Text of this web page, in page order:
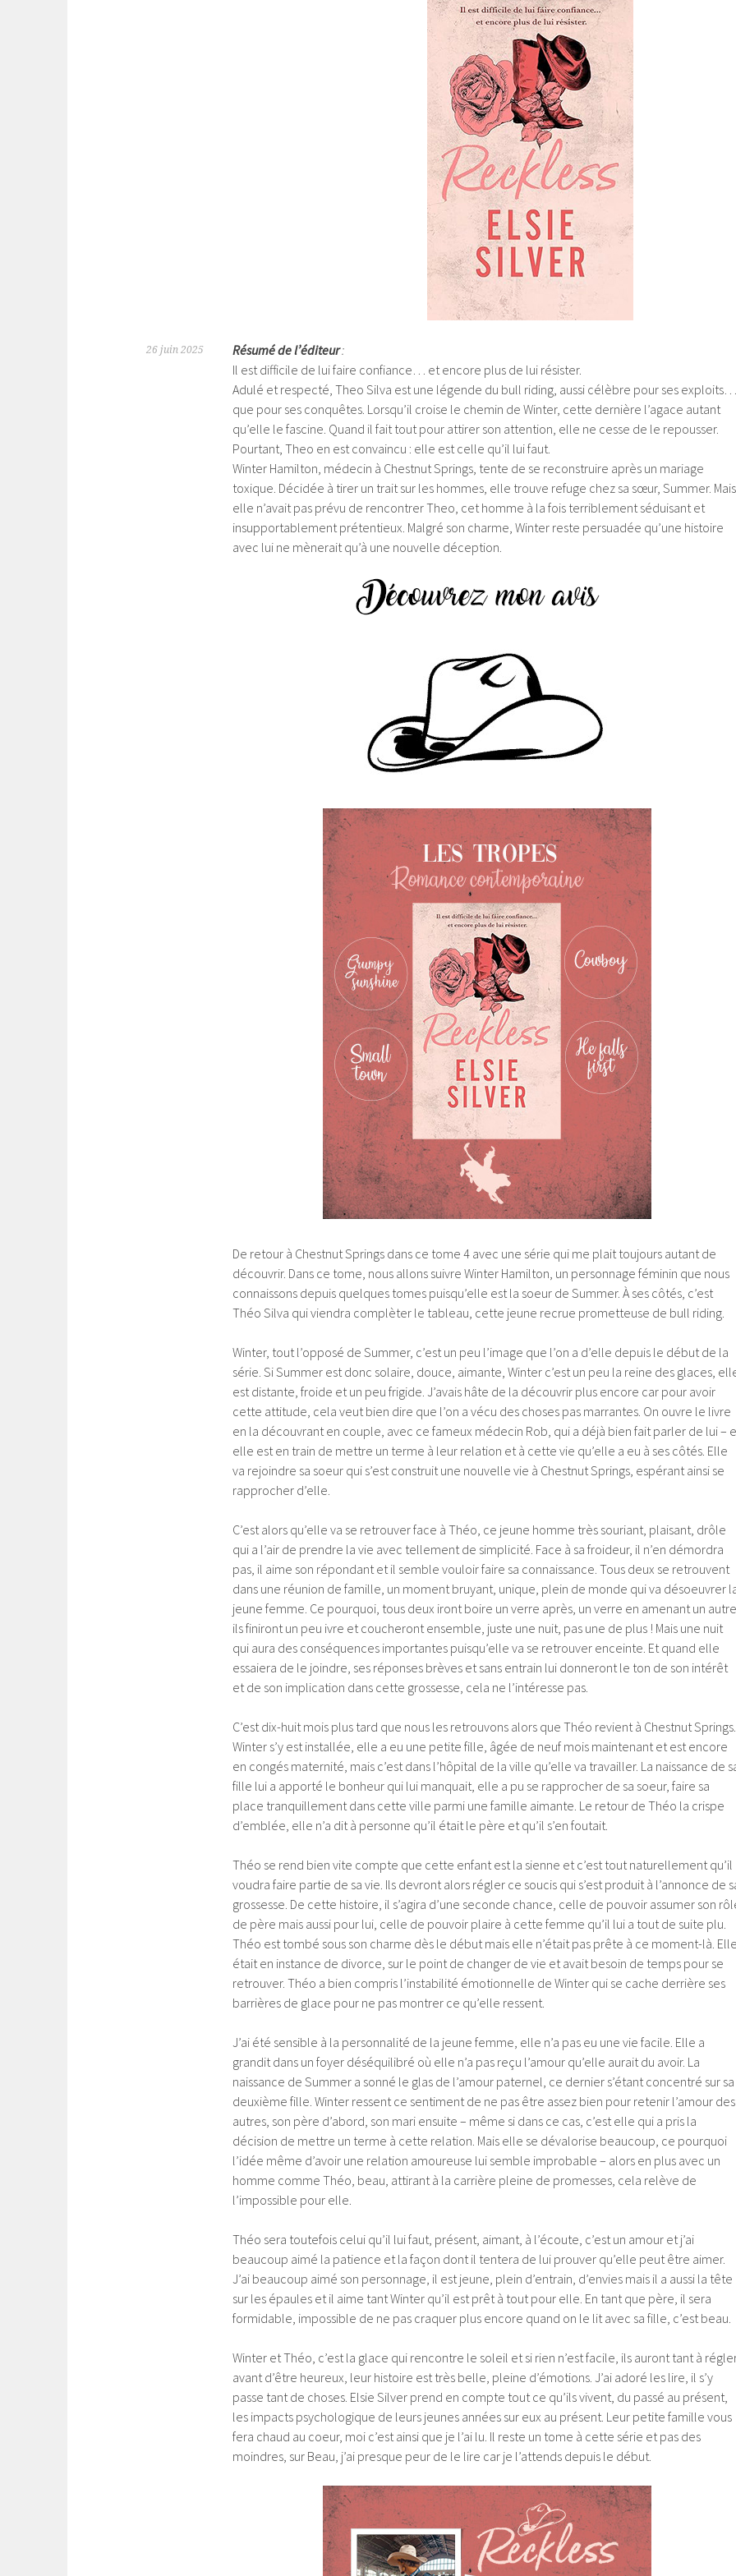
26 juin 2025 Résumé de l’éditeur:
Il est difficile de lui faire confiance… et encore plus de lui résister.
Adulé et respecté, Theo Silva est une légende du bull riding, aussi célèbre pour ses exploits…
que pour ses conquêtes. Lorsqu’il croise le chemin de Winter, cette dernière l’agace autant
qu’elle le fascine. Quand il fait tout pour attirer son attention, elle ne cesse de le repousser.
Pourtant, Theo en est convaincu : elle est celle qu’il lui faut.
Winter Hamilton, médecin à Chestnut Springs, tente de se reconstruire après un mariage
toxique. Décidée à tirer un trait sur les hommes, elle trouve refuge chez sa sœur, Summer. Mais
elle n’avait pas prévu de rencontrer Theo, cet homme à la fois terriblement séduisant et
insupportablement prétentieux. Malgré son charme, Winter reste persuadée qu’une histoire
avec lui ne mènerait qu’à une nouvelle déception.
De retour à Chestnut Springs dans ce tome 4 avec une série qui me plait toujours autant de
découvrir. Dans ce tome, nous allons suivre Winter Hamilton, un personnage féminin que nous
connaissons depuis quelques tomes puisqu’elle est la soeur de Summer. À ses côtés, c’est
Théo Silva qui viendra complèter le tableau, cette jeune recrue prometteuse de bull riding.
Winter, tout l’opposé de Summer, c’est un peu l’image que l’on a d’elle depuis le début de la
série. Si Summer est donc solaire, douce, aimante, Winter c’est un peu la reine des glaces,
est distante, froide et un peu frigide. J’avais hâte de la découvrir plus encore car pour avoir
cette attitude, cela veut bien dire que l’on a vécu des choses pas marrantes. On ouvre le livre
en la découvrant en couple, avec ce fameux médecin Rob, qui a déjà bien fait parler de lui –
elle est en train de mettre un terme à leur relation et à cette vie qu’elle a eu à ses côtés. Elle
va rejoindre sa soeur qui s’est construit une nouvelle vie à Chestnut Springs, espérant ainsi se
rapprocher d’elle.
C’est alors qu’elle va se retrouver face à Théo, ce jeune homme très souriant, plaisant, drôle
qui a l’air de prendre la vie avec tellement de simplicité. Face à sa froideur, il n’en démordra
pas, il aime son répondant et il semble vouloir faire sa connaissance. Tous deux se retrouvent
dans une réunion de famille, un moment bruyant, unique, plein de monde qui va désoeuvrer
jeune femme. Ce pourquoi, tous deux iront boire un verre après, un verre en amenant un
ils finiront un peu ivre et coucheront ensemble, juste une nuit, pas une de plus ! Mais une nuit
qui aura des conséquences importantes puisqu’elle va se retrouver enceinte. Et quand elle
essaiera de le joindre, ses réponses brèves et sans entrain lui donneront le ton de son intérêt
et de son implication dans cette grossesse, cela ne l’intéresse pas.
C’est dix-huit mois plus tard que nous les retrouvons alors que Théo revient à Chestnut Springs.
Winter s’y est installée, elle a eu une petite fille, âgée de neuf mois maintenant et est encore
en congés maternité, mais c’est dans l’hôpital de la ville qu’elle va travailler. La naissance de
fille lui a apporté le bonheur qui lui manquait, elle a pu se rapprocher de sa soeur, faire sa
place tranquillement dans cette ville parmi une famille aimante. Le retour de Théo la crispe
d’emblée, elle n’a dit à personne qu’il était le père et qu’il s’en foutait.
Théo se rend bien vite compte que cette enfant est la sienne et c’est tout naturellement qu’il
voudra faire partie de sa vie. Ils devront alors régler ce soucis qui s’est produit à l’annonce de
grossesse. De cette histoire, il s’agira d’une seconde chance, celle de pouvoir assumer son
de père mais aussi pour lui, celle de pouvoir plaire à cette femme qu’il lui a tout de suite plu.
Théo est tombé sous son charme dès le début mais elle n’était pas prête à ce moment-là.
était en instance de divorce, sur le point de changer de vie et avait besoin de temps pour se
retrouver. Théo a bien compris l’instabilité émotionnelle de Winter qui se cache derrière ses
barrières de glace pour ne pas montrer ce qu’elle ressent.
J’ai été sensible à la personnalité de la jeune femme, elle n’a pas eu une vie facile. Elle a
grandit dans un foyer déséquilibré où elle n’a pas reçu l’amour qu’elle aurait du avoir. La
naissance de Summer a sonné le glas de l’amour paternel, ce dernier s’étant concentré sur sa
deuxième fille. Winter ressent ce sentiment de ne pas être assez bien pour retenir l’amour des
autres, son père d’abord, son mari ensuite – même si dans ce cas, c’est elle qui a pris la
décision de mettre un terme à cette relation. Mais elle se dévalorise beaucoup, ce pourquoi
l’idée même d’avoir une relation amoureuse lui semble improbable – alors en plus avec un
homme comme Théo, beau, attirant à la carrière pleine de promesses, cela relève de
l’impossible pour elle.
Théo sera toutefois celui qu’il lui faut, présent, aimant, à l’écoute, c’est un amour et j’ai
beaucoup aimé la patience et la façon dont il tentera de lui prouver qu’elle peut être aimer.
J’ai beaucoup aimé son personnage, il est jeune, plein d’entrain, d’envies mais il a aussi la tête
sur les épaules et il aime tant Winter qu’il est prêt à tout pour elle. En tant que père, il sera
formidable, impossible de ne pas craquer plus encore quand on le lit avec sa fille, c’est beau.
Winter et Théo, c’est la glace qui rencontre le soleil et si rien n’est facile, ils auront tant à
avant d’être heureux, leur histoire est très belle, pleine d’émotions. J’ai adoré les lire, il s’y
passe tant de choses. Elsie Silver prend en compte tout ce qu’ils vivent, du passé au présent,
les impacts psychologique de leurs jeunes années sur eux au présent. Leur petite famille vous
fera chaud au coeur, moi c’est ainsi que je l’ai lu. Il reste un tome à cette série et pas des
moindres, sur Beau, j’ai presque peur de le lire car je l’attends depuis le début.